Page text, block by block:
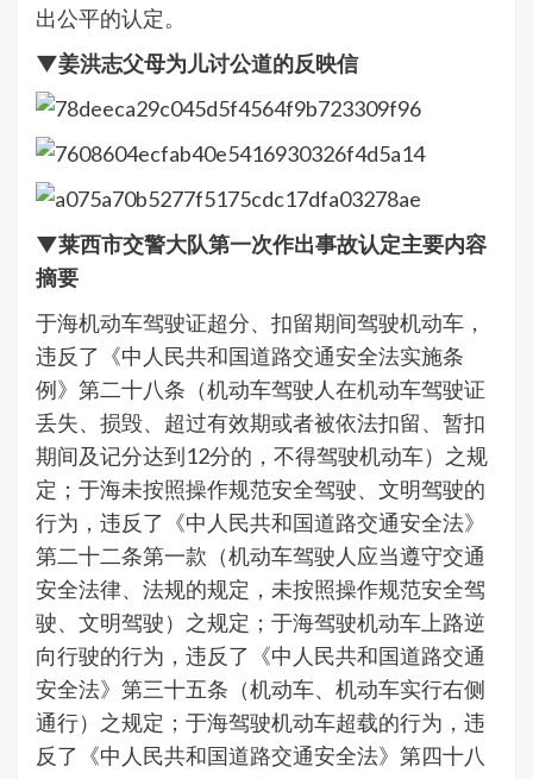
出公平的认定。
▼姜洪志父母为儿讨公道的反映信
▼莱西市交警大队第一次作出事故认定主要内容
摘要
于海机动车驾驶证超分、扣留期间驾驶机动车，
违反了《中人民共和国道路交通安全法实施条
例》第二十八条（机动车驾驶人在机动车驾驶证
丢失、损毁、超过有效期或者被依法扣留、暂扣
期间及记分达到12分的，不得驾驶机动车）之规
定；于海未按照操作规范安全驾驶、文明驾驶的
行为，违反了《中人民共和国道路交通安全法》
第二十二条第一款（机动车驾驶人应当遵守交通
安全法律、法规的规定，未按照操作规范安全驾
驶、文明驾驶）之规定；于海驾驶机动车上路逆
向行驶的行为，违反了《中人民共和国道路交通
安全法》第三十五条（机动车、机动车实行右侧
通行）之规定；于海驾驶机动车超载的行为，违
反了《中人民共和国道路交通安全法》第四十八